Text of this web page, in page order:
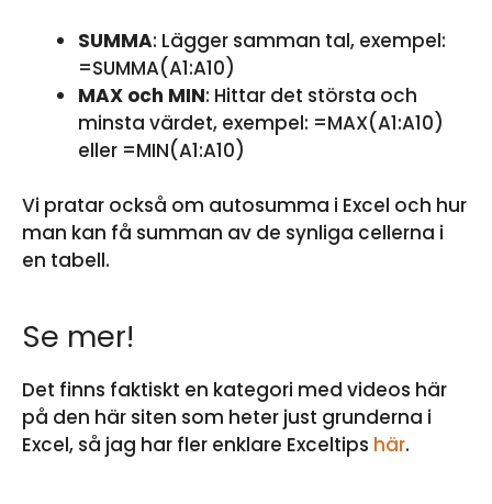
SUMMA: Lägger samman tal, exempel:
=SUMMA(A1:A10)
MAX och MIN: Hittar det största och
minsta värdet, exempel: =MAX(A1:A10)
eller =MIN(A1:A10)
Vi pratar också om autosumma i Excel och hur
man kan få summan av de synliga cellerna i
en tabell.
Se mer!
Det finns faktiskt en kategori med videos här
på den här siten som heter just grunderna i
Excel, så jag har fler enklare Exceltips här.